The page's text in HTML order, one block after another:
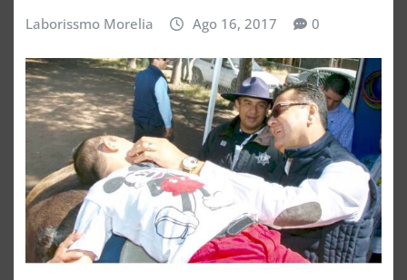
Laborissmo Morelia Ago 16, 2017 0